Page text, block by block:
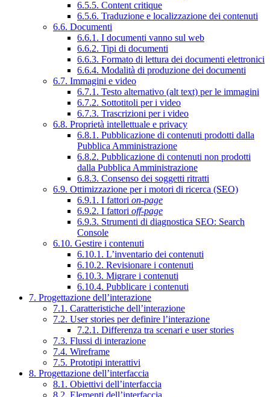
6.5.5. Content critique
6.5.6. Traduzione e localizzazione dei contenuti
6.6. Documenti
6.6.1. I documenti vanno sul web
6.6.2. Tipi di documenti
6.6.3. Formato di lettura dei documenti elettronici
6.6.4. Modalità di produzione dei documenti
6.7. Immagini e video
6.7.1. Testo alternativo (alt text) per le immagini
6.7.2. Sottotitoli per i video
6.7.3. Trascrizioni per i video
6.8. Proprietà intellettuale e privacy
6.8.1. Pubblicazione di contenuti prodotti dalla
Pubblica Amministrazione
6.8.2. Pubblicazione di contenuti non prodotti
dalla Pubblica Amministrazione
6.8.3. Consenso dei soggetti ritratti
6.9. Ottimizzazione per i motori di ricerca (SEO)
6.9.1. I fattori on-page
6.9.2. I fattori off-page
6.9.3. Strumenti di diagnostica SEO: Search
Console
6.10. Gestire i contenuti
6.10.1. L’inventario dei contenuti
6.10.2. Revisionare i contenuti
6.10.3. Migrare i contenuti
6.10.4. Pubblicare i contenuti
7. Progettazione dell’interazione
7.1. Caratteristiche dell’interazione
7.2. User stories per definire l’interazione
7.2.1. Differenza tra scenari e user stories
7.3. Flussi di interazione
7.4. Wireframe
7.5. Prototipi interattivi
8. Progettazione dell’interfaccia
8.1. Obiettivi dell’interfaccia
8.2. Elementi dell’interfaccia